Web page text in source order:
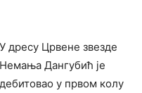
У дресу Црвене звезде
Немања Дангубић је
дебитовао у првом колу